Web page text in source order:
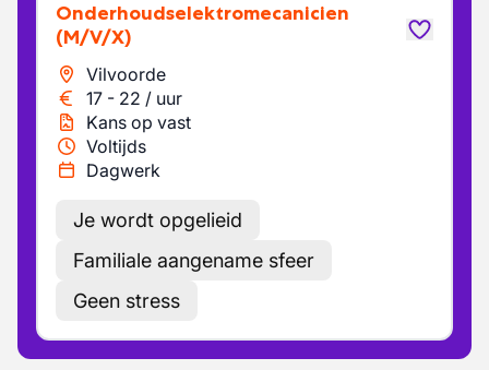
Onderhoudselektromecanicien
(M/V/X)
Vilvoorde
17 - 22 / uur
Kans op vast
Voltijds
Dagwerk
Je wordt opgelieid
Familiale aangename sfeer
Geen stress